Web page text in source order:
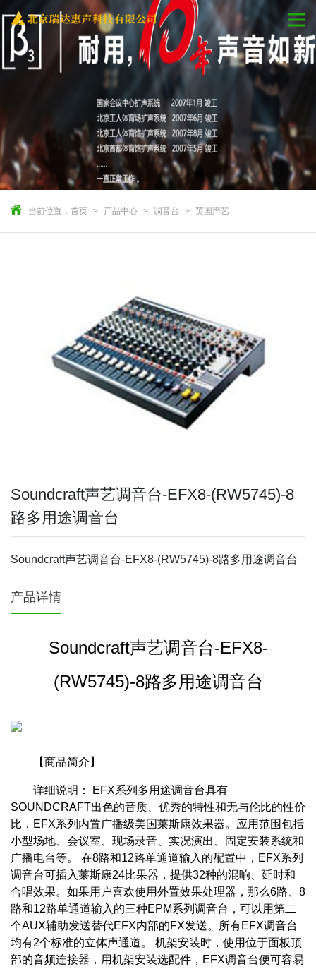
当前位置： 首页 产品中心 调音台 英国声艺
Soundcraft声艺调音台-EFX8-(RW5745)-8
路多用途调音台
Soundcraft声艺调音台-EFX8-(RW5745)-8路多用途调音台
产品详情
Soundcraft声艺调音台-EFX8-
(RW5745)-8路多用途调音台
【商品简介】
详细说明： EFX系列多用途调音台具有
SOUNDCRAFT出色的音质、优秀的特性和无与伦比的性价
比，EFX系列内置广播级美国莱斯康效果器。应用范围包括
小型场地、会议室、现场录音、实况演出、固定安装系统和
广播电台等。 在8路和12路单通道输入的配置中，EFX系列
调音台可插入莱斯康24比果器，提供32种的混响、延时和
合唱效果。如果用户喜欢使用外置效果处理器，那么6路、8
路和12路单通道输入的三种EPM系列调音台，可以用第二
个AUX辅助发送替代EFX内部的FX发送。所有EFX调音台
均有2个标准的立体声通道。 机架安装时，使用位于面板顶
部的音频连接器，用机架安装选配件，EFX调音台便可容易